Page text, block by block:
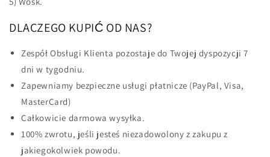
DLACZEGO KUPIĆ OD NAS?
Zespół Obsługi Klienta pozostaje do Twojej dyspozycji 7
dni w tygodniu.
Zapewniamy bezpieczne usługi płatnicze (PayPal, Visa,
MasterCard)
Całkowicie darmowa wysyłka.
100% zwrotu, jeśli jesteś niezadowolony z zakupu z
jakiegokolwiek powodu.